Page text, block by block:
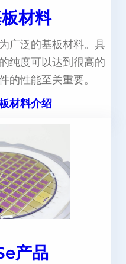
材料
广泛的基板材料。具
纯度可以达到很高的
的性能至关重要。
材料介绍
产品